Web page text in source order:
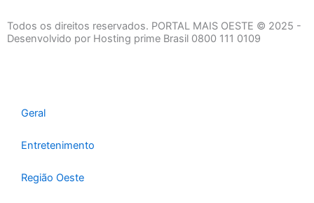
t
a
m
e
b
t
s
Todos os direitos reservados. PORTAL MAIS OESTE © 2025 -
Desenvolvido por Hosting prime Brasil 0800 111 0109
Geral
Entretenimento
Região Oeste